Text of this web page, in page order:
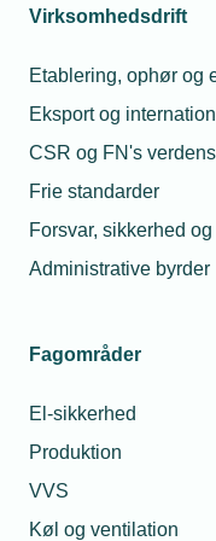
Virksomhedsdrift
Etablering, ophør og
Eksport og
CSR og FN's
Frie standarder
Forsvar, sikkerhed
Administrative byrder
Fagområder
El-sikkerhed
Produktion
VVS
Køl og ventilation
med heste, hund
Nynne Navntoft,
reddet og
Open Danish